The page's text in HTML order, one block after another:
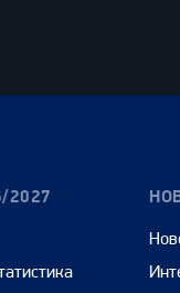
2027